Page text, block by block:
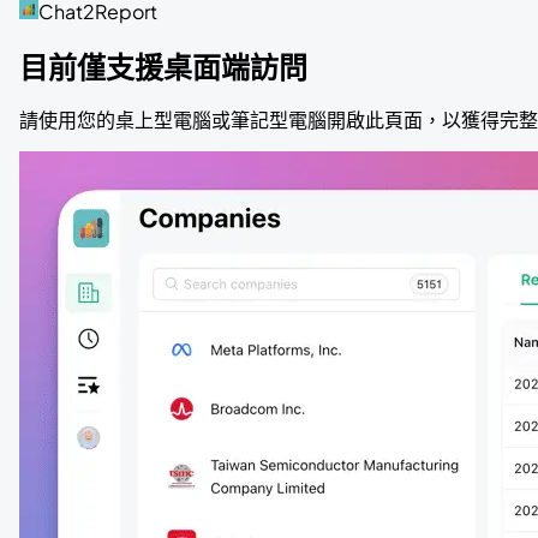
Chat2Report
目前僅支援桌面端訪問
請使用您的桌上型電腦或筆記型電腦開啟此頁面，以獲得完